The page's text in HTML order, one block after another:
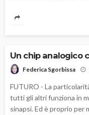
Un chip analogico
Federica Sgorbissa
FUTURO - La
tutti gli altri funziona in
sinapsi. Ed è proprio per